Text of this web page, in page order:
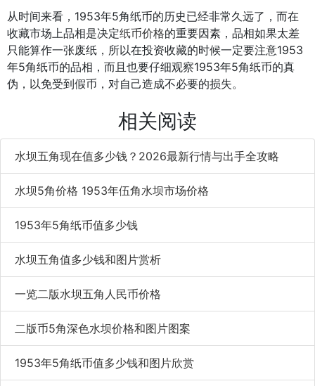
冠又有二字冠，2分券和5分券只有三字冠。（2）冠字字体
有大不之别。1分券有小三字券、大三字券和大二字冠三种；
2分券和5分券只有小三字冠和大三字冠两种，小三字冠先发
行。（3）具有特殊的意义和独特的排列规律。
从时间来看，1953年5角纸币的历史已经非常久远了，而在
收藏市场上品相是决定纸币价格的重要因素，品相如果太差
只能算作一张废纸，所以在投资收藏的时候一定要注意1953
年5角纸币的品相，而且也要仔细观察1953年5角纸币的真
伪，以免受到假币，对自己造成不必要的损失。
年1月，票面的尺寸是125x57.5mm，由三字冠七号码组成，
采用胶印七色、凹印一色的印刷工艺，主色调为紫色，正面
图案采用了中国水电之母这座我国建成最早的大型水电站，
这也是东北最重要的水电站之一，有着中国水电之母的美
誉，其上下方分别刊有“中国人民银行”字样和“一九五三年”年
号，右侧有“伍角”汉字，背面图案则为中华人民共和国国徽
及“中国人民银行伍角”的汉蒙藏维四种文字。
收藏市场上品相是决定纸币价格的重要因素，品相如果太差
年5角纸币的品相，而且也要仔细观察1953年5角纸币的真
相关阅读
水坝五角现在值多少钱？2026最新行情与出手全攻略
水坝5角价格 1953年伍角水坝市场价格
1953年5角纸币值多少钱
水坝五角值多少钱和图片赏析
一览二版水坝五角人民币价格
二版币5角深色水坝价格和图片图案
1953年5角纸币值多少钱和图片欣赏